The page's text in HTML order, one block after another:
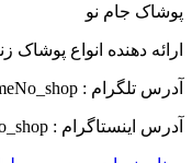
پوشاک جام نو
ارائه دهنده انواع پوشاک
آدرس تلگرام : JameNo_shop
آدرس اینستاگرام : JameNo_shop